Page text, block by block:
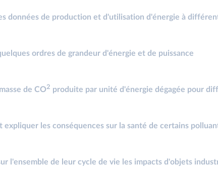
données de production et d'utilisation d'énergie à
ordres de grandeur d'énergie et de puissance
de CO2 produite par unité d'énergie dégagée pour
expliquer les conséquences sur la santé de certains
l'ensemble de leur cycle de vie les impacts d'objets